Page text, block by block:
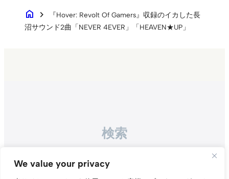
We value your privacy
home chevron_right
『Hover: Revolt Of Gamers』収録のイカした長
沼サウンド2曲「NEVER 4EVER」「HEAVEN★UP」
検索
Search